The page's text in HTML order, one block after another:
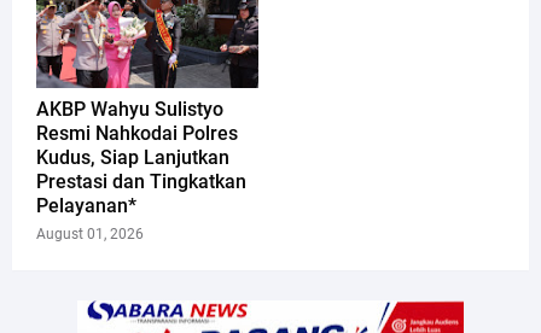
AKBP Wahyu Sulistyo
Resmi Nahkodai Polres
Kudus, Siap Lanjutkan
Prestasi dan Tingkatkan
Pelayanan*
August 01, 2026